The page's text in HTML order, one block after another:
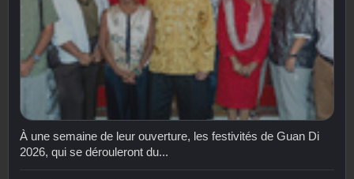
À une semaine de leur ouverture, les festivités de Guan Di
2026, qui se dérouleront du...